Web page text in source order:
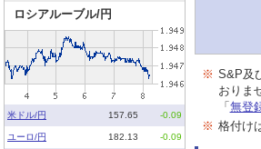
※ S&P及
おりま
「無登
※ 格付け